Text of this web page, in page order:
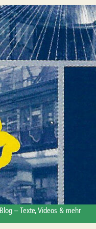
Blog – Texte, Videos & mehr